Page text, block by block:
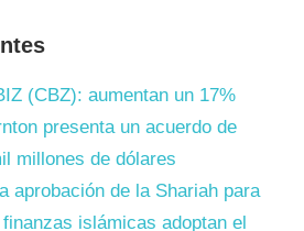
(CBZ): aumentan un 17%
presenta un acuerdo de
millones de dólares
aprobación de la Shariah para
islámicas adoptan el